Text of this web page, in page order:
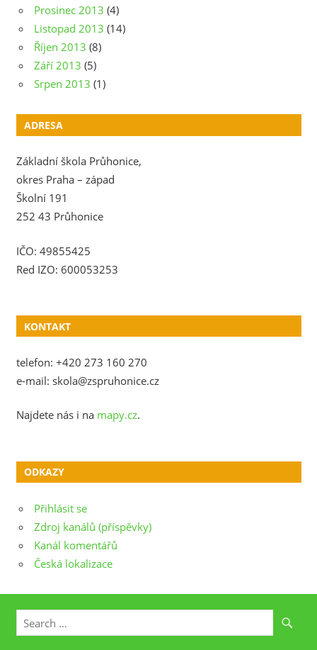
Prosinec 2013 (4)
Listopad 2013 (14)
Říjen 2013 (8)
Září 2013 (5)
Srpen 2013 (1)
ADRESA
Základní škola Průhonice,
okres Praha – západ
Školní 191
252 43 Průhonice
IČO: 49855425
Red IZO: 600053253
KONTAKT
telefon: +420 273 160 270
e-mail: skola@zspruhonice.cz
Najdete nás i na mapy.cz.
ODKAZY
Přihlásit se
Zdroj kanálů (příspěvky)
Kanál komentářů
Česká lokalizace